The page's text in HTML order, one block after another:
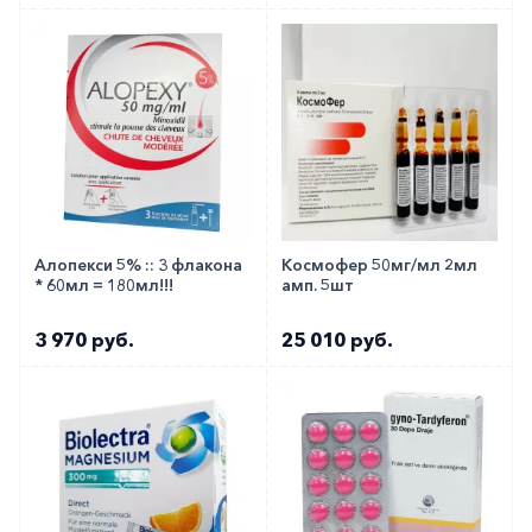
Алопекси 5% :: 3 флакона
* 60мл = 180мл!!!
3 970 руб.
Космофер 50мг/мл 2мл
амп. 5шт
25 010 руб.